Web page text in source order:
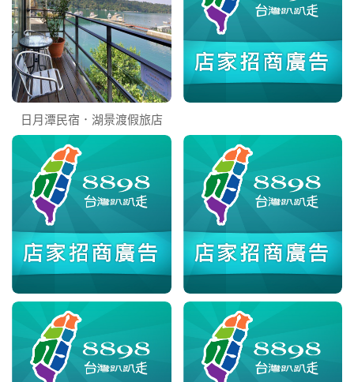
日月潭民宿．湖景渡假旅店